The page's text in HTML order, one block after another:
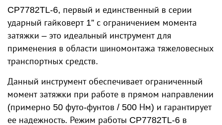
CP7782TL-6, первый и единственный в серии
ударный гайковерт 1” с ограничением момента
затяжки – это идеальный инструмент для
применения в области шиномонтажа тяжеловесных
транспортных средств.
Данный инструмент обеспечивает ограниченный
момент затяжки при работе в прямом направлении
(примерно 50 футо-фунтов / 500 Нм) и гарантирует
ее надежность. Режим работы CP7782TL-6 в